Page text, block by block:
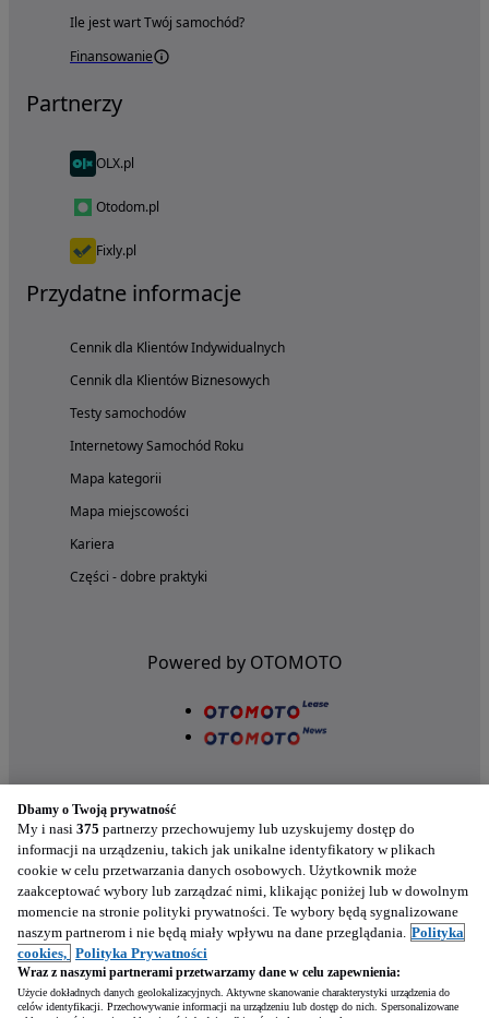
Ile jest wart Twój samochód?
Finansowanie
Partnerzy
OLX.pl
Otodom.pl
Fixly.pl
Przydatne informacje
Cennik dla Klientów Indywidualnych
Cennik dla Klientów Biznesowych
Testy samochodów
Internetowy Samochód Roku
Mapa kategorii
Mapa miejscowości
Kariera
Części - dobre praktyki
Powered by OTOMOTO
Nasze aplikacje w twoim telefonie
Dbamy o Twoją prywatność
My i nasi 375 partnerzy przechowujemy lub uzyskujemy dostęp do
informacji na urządzeniu, takich jak unikalne identyfikatory w plikach
cookie w celu przetwarzania danych osobowych. Użytkownik może
zaakceptować wybory lub zarządzać nimi, klikając poniżej lub w dowolnym
momencie na stronie polityki prywatności. Te wybory będą sygnalizowane
naszym partnerom i nie będą miały wpływu na dane przeglądania. Polityka
cookies, Polityka Prywatności
Wraz z naszymi partnerami przetwarzamy dane w celu zapewnienia:
Użycie dokładnych danych geolokalizacyjnych. Aktywne skanowanie charakterystyki urządzenia do
celów identyfikacji. Przechowywanie informacji na urządzeniu lub dostęp do nich. Spersonalizowane